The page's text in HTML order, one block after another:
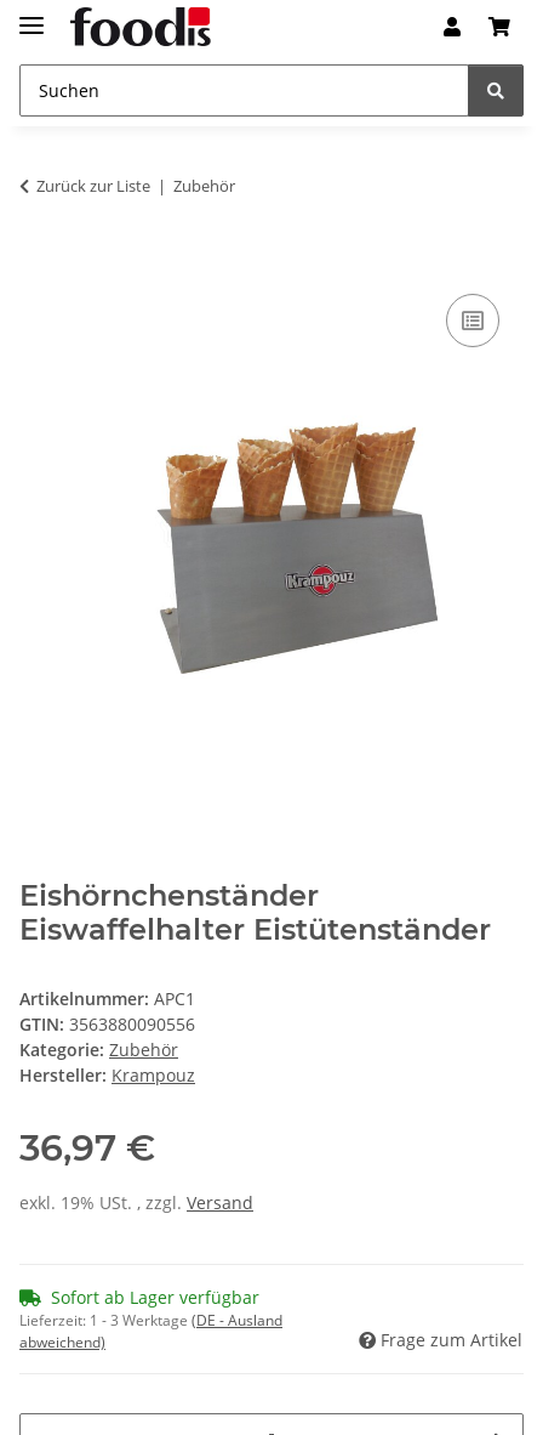
Zurück zur Liste Zubehör
Eishörnchenständer
Eiswaffelhalter Eistütenständer
Artikelnummer: APC1
GTIN: 3563880090556
Kategorie: Zubehör
Hersteller: Krampouz
36,97 €
exkl. 19% USt. , zzgl. Versand
Sofort ab Lager verfügbar
Lieferzeit: 1 - 3 Werktage (DE - Ausland
abweichend)
Frage zum Artikel